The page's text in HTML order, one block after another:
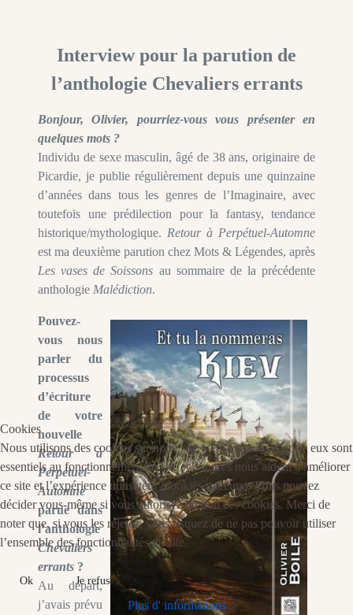
Interview pour la parution de
l’anthologie Chevaliers errants
Bonjour, Olivier, pourriez-vous vous présenter en
quelques mots ?
Individu de sexe masculin, âgé de 38 ans, originaire de
Picardie, je publie régulièrement depuis une quinzaine
d’années dans tous les genres de l’Imaginaire, avec
toutefois une prédilection pour la fantasy, tendance
historique/mythologique. Retour à Perpétuel-Automne
est ma deuxième parution chez Mots & Légendes, après
Les vases de Soissons au sommaire de la précédente
anthologie Malédiction.
Pouvez-
vous nous
parler du
processus
d’écriture
de votre
nouvelle
Retour à
Perpétuel-
Automne
parue dans
l’anthologie
Chevaliers
errants ?
Au départ,
j’avais prévu
Cookies
Nous utilisons des cookies sur notre site web. Certains d’entre eux sont
essentiels au fonctionnement du site et d’autres nous aident à améliorer
ce site et l’expérience utilisateur (cookies traceurs). Vous pouvez
décider vous-même si vous autorisez ou non ces cookies. Merci de
noter que, si vous les rejetez, vous risquez de ne pas pouvoir utiliser
l’ensemble des fonctionnalités du site.
Ok Je refuse
Plus d' informations